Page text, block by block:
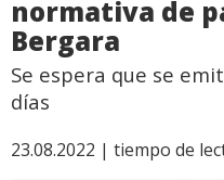
normativa de
Bergara
Se espera que se
días
23.08.2022 | tiempo de